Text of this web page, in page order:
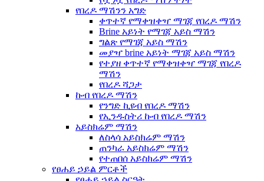
የበረዶ ማሽንን አግድ
ቀጥተኛ የማቀዝቀዣ ማገጃ የበረዶ ማሽን
Brine አይነት የማገጃ አይስ ማሽን
ግልጽ የማገጃ አይስ ማሽን
መያዣ brine አይነት ማገጃ አይስ ማሽን
የተያዘ ቀጥተኛ የማቀዝቀዣ ማገጃ የበረዶ
ማሽን
የበረዶ ሻጋታ
ኩብ የበረዶ ማሽን
የንግድ ኪዩብ የበረዶ ማሽን
የኢንዱስትሪ ኩብ የበረዶ ማሽን
አይስክሬም ማሽን
ለስላሳ አይስክሬም ማሽን
ጠንካራ አይስክሬም ማሽን
የተጠበሰ አይስክሬም ማሽን
የፀሐይ ኃይል ምርቶች